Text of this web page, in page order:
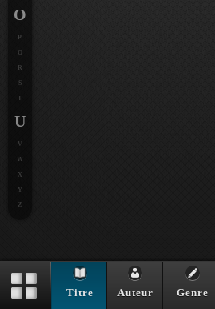
O
P
Q
R
S
T
U
V
W
X
Y
Z
Titre Auteur Genre